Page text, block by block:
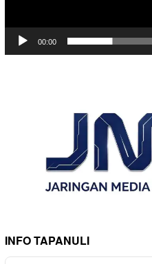
00:00
INFO TAPANULI